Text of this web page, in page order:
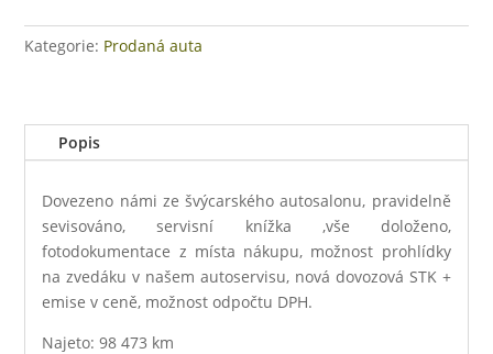
Kategorie: Prodaná auta
Popis
Dovezeno námi ze švýcarského autosalonu, pravidelně
sevisováno, servisní knížka ,vše doloženo,
fotodokumentace z místa nákupu, možnost prohlídky
na zvedáku v našem autoservisu, nová dovozová STK +
emise v ceně, možnost odpočtu DPH.
Najeto: 98 473 km